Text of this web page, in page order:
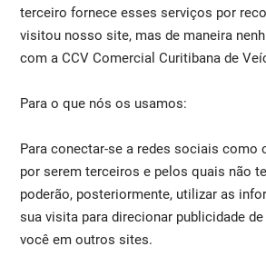
terceiro fornece esses serviços por
visitou nosso site, mas de maneira
com a CCV Comercial Curitibana de
Para o que nós os usamos:
Para conectar-se a redes sociais como
por serem terceiros e pelos quais não
poderão, posteriormente, utilizar as
sua visita para direcionar publicidade
você em outros sites.